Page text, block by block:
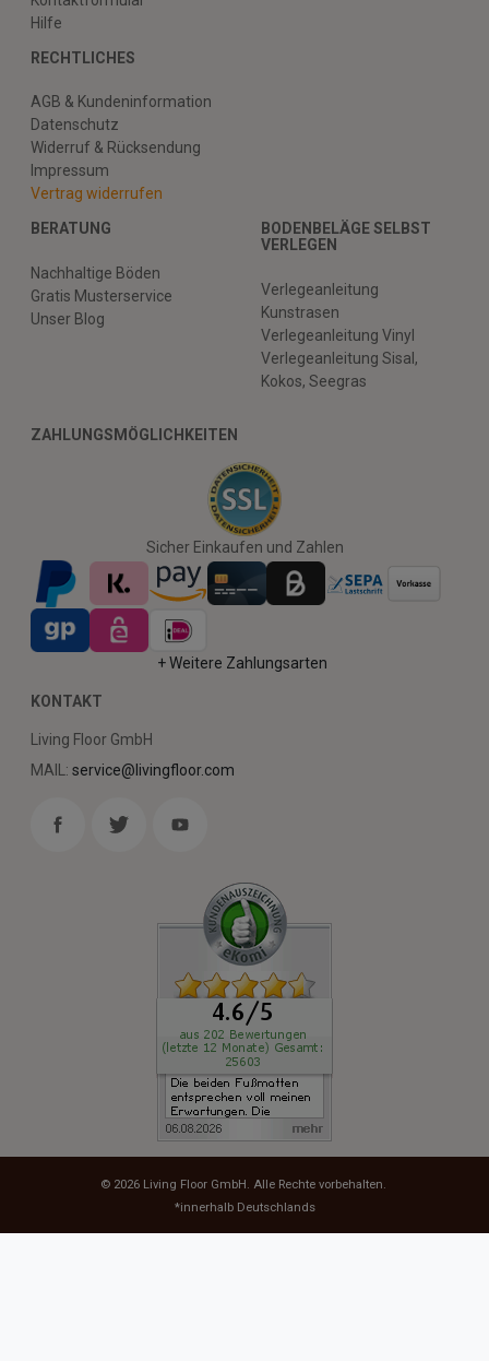
Hilfe
RECHTLICHES
AGB & Kundeninformation
Datenschutz
Widerruf & Rücksendung
Impressum
Vertrag widerrufen
BERATUNG
Nachhaltige Böden
Gratis Musterservice
Unser Blog
BODENBELÄGE SELBST
VERLEGEN
Verlegeanleitung
Kunstrasen
Verlegeanleitung Vinyl
Verlegeanleitung Sisal,
Kokos, Seegras
ZAHLUNGSMÖGLICHKEITEN
Sicher Einkaufen und Zahlen
+ Weitere Zahlungsarten
KONTAKT
Living Floor GmbH
MAIL: service@livingfloor.com
© 2026 Living Floor GmbH . Alle Rechte vorbehalten.
*innerhalb Deutschlands